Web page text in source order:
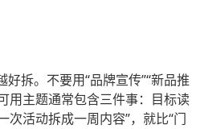
拆。不要用“品牌宣传”“新品推
用主题通常包含三件事：目标读
活动拆成一周内容”，就比“门